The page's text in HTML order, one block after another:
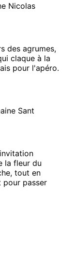
Nicolas
des agrumes,
claque à la
pour l'apéro.
Sant
la fleur du
tout en
pour passer